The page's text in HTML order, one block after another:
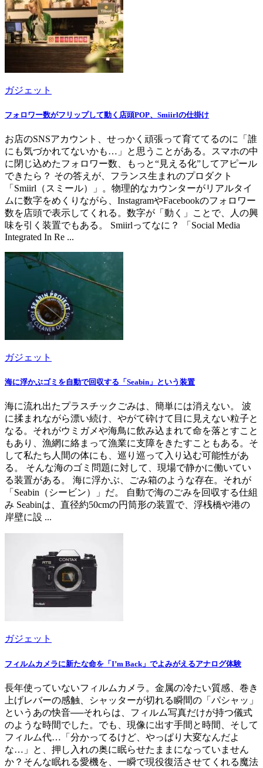
ガジェット
フォロワー数がフリップして動く店頭POP、Smiirlの仕掛け
お店のSNSアカウント、せっかく頑張って育ててるのに「誰
にも気づかれてないかも…」と思うことがある。スマホの中
に閉じ込めたフォロワー数、もっと“見える化”してアピール
できたら？ その答えが、フランス生まれのプロダクト
「Smiirl（スミール）」。物理的なカウンターがリアルタイ
ムに数字をめくりながら、InstagramやFacebookのフォロワー
数を店頭で表示してくれる。数字が「動く」ことで、人の興
味を引く装置でもある。 Smiirlってなに？ 「Social Media
Integrated In Re ...
ガジェット
海に浮かぶゴミを自動で回収する「Seabin」という装置
海に流れ出たプラスチックごみは、簡単には消えない。 波
に揉まれながら漂い続け、やがて砕けて目に見えない粒子と
なる。それがウミガメや海鳥に飲み込まれて命を落とすこと
もあり、漁網に絡まって漁業に支障をきたすこともある。そ
して私たち人間の体にも、巡り巡って入り込む可能性があ
る。 そんな海のゴミ問題に対して、現場で静かに働いてい
る装置がある。 海に浮かぶ、ごみ箱のような存在。それが
「Seabin（シービン）」だ。 自動で海のごみを回収する仕組
み Seabinは、直径約50cmの円筒形の装置で、浮桟橋や港の
岸壁に設 ...
ガジェット
フィルムカメラに新たな命を「I’m Back」でよみがえるアナログ体験
長年使っていないフィルムカメラ。金属の冷たい質感、巻き
上げレバーの感触、シャッターが切れる瞬間の「パシャッ」
というあの快音──それらは、フィルム写真だけが持つ儀式
のような時間でした。でも、現像に出す手間と時間、そして
フィルム代…「分かってるけど、やっぱり大変なんだよ
な…」と、押し入れの奥に眠らせたままになっていません
か？そんな眠れる愛機を、一瞬で現役復活させてくれる魔法